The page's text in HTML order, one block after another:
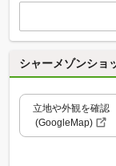
シャーメゾンシ
立地や外観を確認
(GoogleMap)